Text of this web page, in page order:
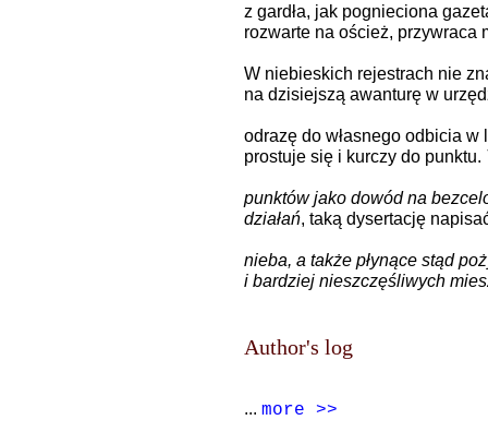
z gardła, jak pognieciona
rozwarte na oścież, przywraca
W niebieskich rejestrach nie
na dzisiejszą awanturę w
odrazę do własnego odbicia w
prostuje się i kurczy do punktu.
punktów jako dowód na
działań, taką dysertację
nieba, a także płynące stąd
i bardziej nieszczęśliwych
Author's log
... more >>